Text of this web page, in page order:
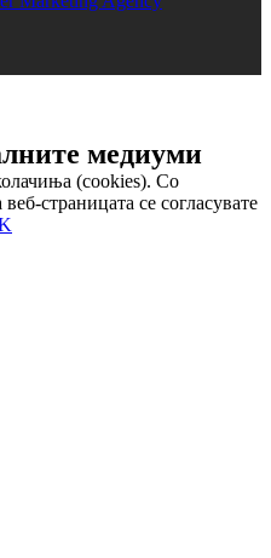
медиуми
(cookies). Со
страницата се согласувате